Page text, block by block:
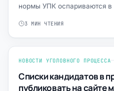
нормы УПК оспариваются в
3 МИН ЧТЕНИЯ
НОВОСТИ УГОЛОВНОГО ПРОЦЕССА
Списки кандидатов в
публиковать на сайте